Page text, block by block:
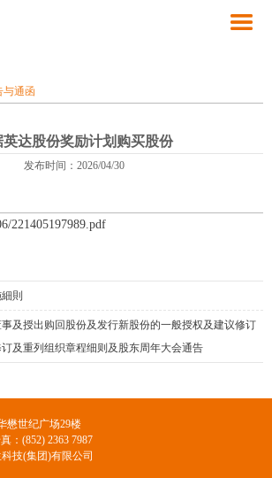
与通函
英达股份奖励计划购买股份
发布时间：2026/04/30
221405197989.pdf
則
及授出购回股份及发行新股份的一般授权及建议修订
及重列组织章程细则及股东周年大会通告
懋世纪广场29楼
：(852) 2363 7987
技(集团)有限公司